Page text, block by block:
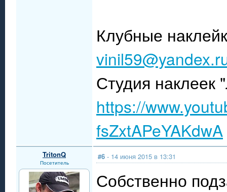
Клубные
Студия наклеек
https://
fsZxtAPeYAKdwA
TritonQ
Посетитель
#6 - 14 июня 2015 в 13:31
Собственно